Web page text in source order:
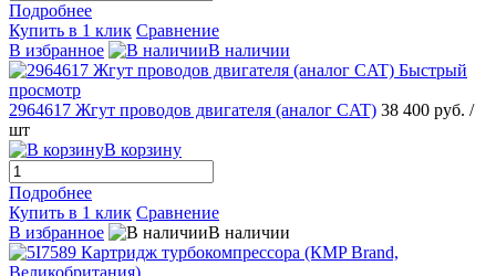
Подробнее
Купить в 1 клик Сравнение
В избранное
В наличии
Быстрый
просмотр
2964617 Жгут проводов двигателя (аналог CAT) 38 400 руб. /
шт
В корзину
Подробнее
Купить в 1 клик Сравнение
В избранное
В наличии